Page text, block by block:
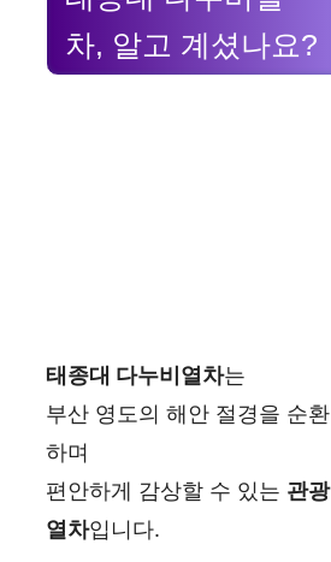
차, 알고 계셨나요?
태종대 다누비열차는
부산 영도의 해안 절경을 순환
하며
편안하게 감상할 수 있는 관광
열차입니다.